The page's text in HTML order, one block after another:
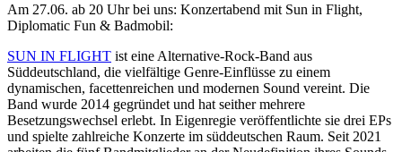
Am 27.06. ab 20 Uhr bei uns: Konzertabend mit Sun in Flight,
Diplomatic Fun & Badmobil:
SUN IN FLIGHT ist eine Alternative-Rock-Band aus
Süddeutschland, die vielfältige Genre-Einflüsse zu einem
dynamischen, facettenreichen und modernen Sound vereint. Die
Band wurde 2014 gegründet und hat seither mehrere
Besetzungswechsel erlebt. In Eigenregie veröffentlichte sie drei EPs
und spielte zahlreiche Konzerte im süddeutschen Raum. Seit 2021